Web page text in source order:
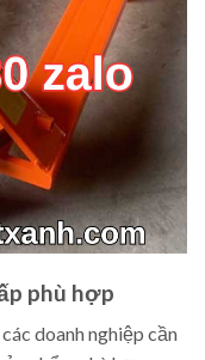
phù hợp
doanh nghiệp cần